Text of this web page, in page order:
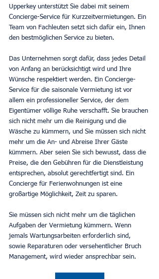
Upperkey unterstützt Sie dabei mit seinem
Concierge-Service für Kurzzeitvermietungen. Ein
Team von Fachleuten setzt sich dafür ein, Ihnen
den bestmöglichen Service zu bieten.
Das Unternehmen sorgt dafür, dass jedes Detail
von Anfang an berücksichtigt wird und Ihre
Wünsche respektiert werden. Ein Concierge-
Service für die saisonale Vermietung ist vor
allem ein professioneller Service, der dem
Eigentümer völlige Ruhe verschafft. Sie brauchen
sich nicht mehr um die Reinigung und die
Wäsche zu kümmern, und Sie müssen sich nicht
mehr um die An- und Abreise Ihrer Gäste
kümmern. Aber seien Sie sich bewusst, dass die
Preise, die den Gebühren für die Dienstleistung
entsprechen, absolut gerechtfertigt sind. Ein
Concierge für Ferienwohnungen ist eine
großartige Möglichkeit, Zeit zu sparen.
Sie müssen sich nicht mehr um die täglichen
Aufgaben der Vermietung kümmern. Wenn
jemals Wartungsarbeiten erforderlich sind,
sowie Reparaturen oder versehentlicher Bruch
Management, wird wieder ansprechbar sein.